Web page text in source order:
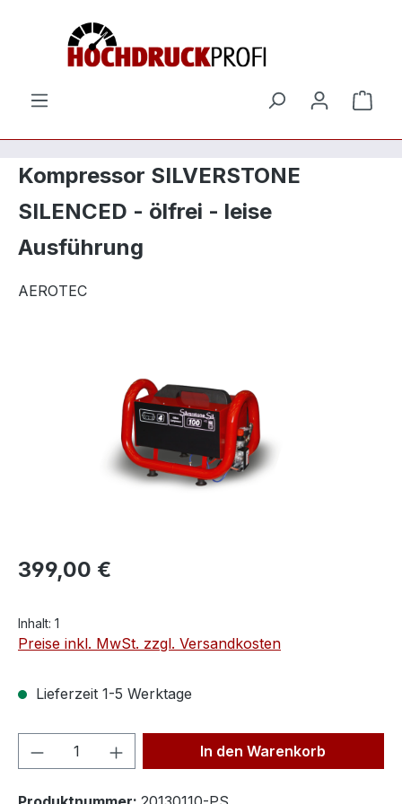
Zum Hauptinhalt springen
Kompressor SILVERSTONE
SILENCED - ölfrei - leise
Ausführung
AEROTEC
399,00 €
Inhalt: 1
Preise inkl. MwSt. zzgl. Versandkosten
Lieferzeit 1-5 Werktage
Produkt Anzahl: Gib denIn den Warenkorb